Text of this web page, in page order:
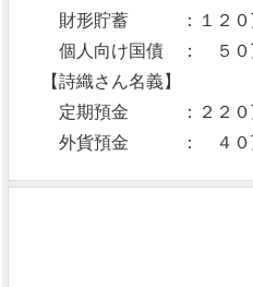
財形貯蓄 ：１２０
個人向け国債 ： ５０
【詩織さん名義】
定期預金 ：２２０
外貨預金 ： ４０